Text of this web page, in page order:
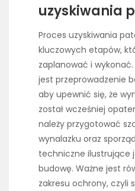
uzyskiwania
Proces uzyskiwania
kluczowych etapów,
zaplanować i
jest przeprowadzenie
aby upewnić się, że
został wcześniej
należy przygotować
wynalazku oraz
techniczne ilustrujące
budowę. Ważne jest
zakresu ochrony, czyli